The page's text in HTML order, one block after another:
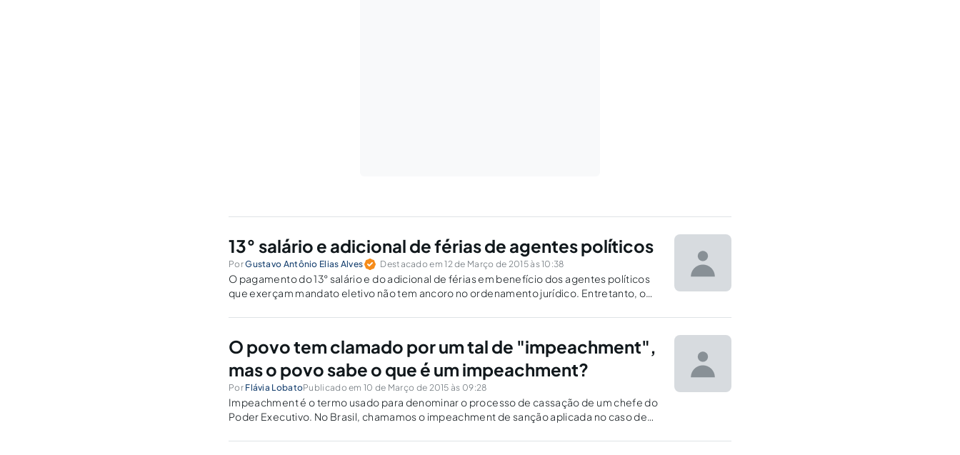
13° salário e adicional de férias de agentes políticos
PorGustavo Antônio Elias Alves Destacado em 12 de Março de 2015 às 10:38
O pagamento do 13° salário e do adicional de férias em benefício dos agentes políticos
que exerçam mandato eletivo não tem ancoro no ordenamento jurídico. Entretanto, o
políticos investidos nos demais cargos públicos mostra-se legal.
O povo tem clamado por um tal de "impeachment",
mas o povo sabe o que é um impeachment?
Por Flávia LobatoPublicado em 10 de Março de 2015 às 09:28
Impeachment é o termo usado para denominar o processo de cassação de um chefe do
Poder Executivo. No Brasil, chamamos o impeachment de sanção aplicada no caso de